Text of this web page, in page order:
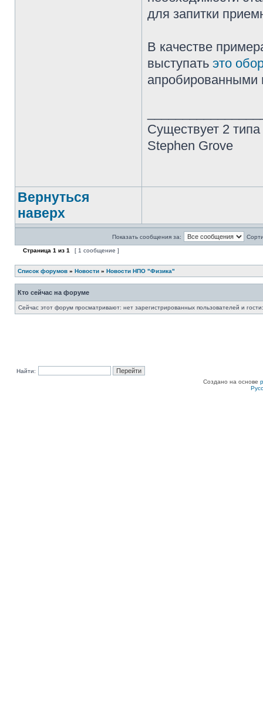
для запитки
В качестве
выступать это
апробированными
Существует 2
Stephen Grove
Вернуться
наверх
Показать сообщения за:
Страница 1 из 1 [ 1 сообщение ]
Список форумов » Новости » Новости НПО "Физика"
Кто сейчас на форуме
Сейчас этот форум просматривают: нет зарегистрированных пользователей и
Найти:
Создано на основе